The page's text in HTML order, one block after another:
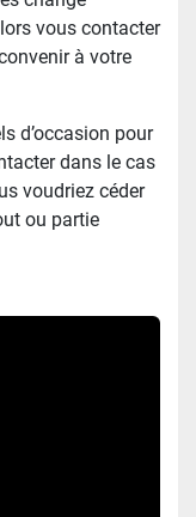
vous contacter
à votre
d’occasion pour
dans le cas
voudriez céder
ou partie